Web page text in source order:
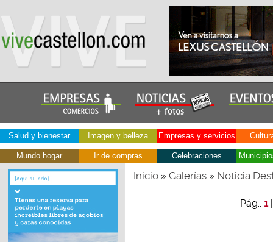
Salud y bienestar Imagen y belleza Empresas y servicios
Mundo hogar Ir de compras Celebraciones
Inicio» Galerías» Noticia
Pág.: 1